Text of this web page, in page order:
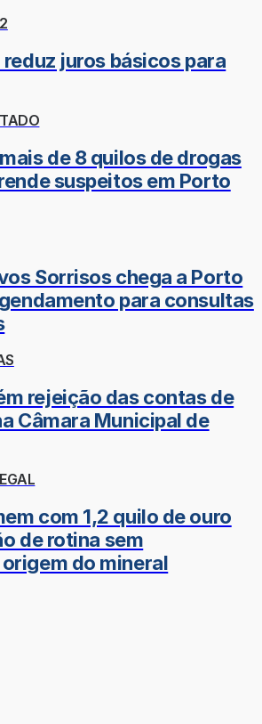
juros básicos para
de 8 quilos de drogas
suspeitos em Porto
Sorrisos chega a Porto
para consultas
rejeição das contas de
Câmara Municipal de
com 1,2 quilo de ouro
de rotina sem
do mineral